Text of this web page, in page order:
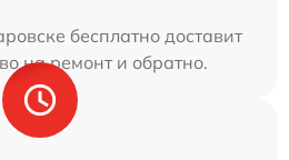
бесплатно доставит
на ремонт и обратно.